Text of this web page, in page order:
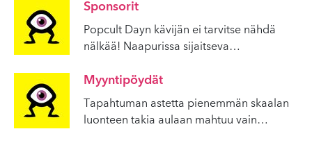
Sponsorit
Popcult Dayn kävijän ei tarvitse nähdä
nälkää! Naapurissa sijaitseva…
Myyntipöydät
Tapahtuman astetta pienemmän skaalan
luonteen takia aulaan mahtuu vain…